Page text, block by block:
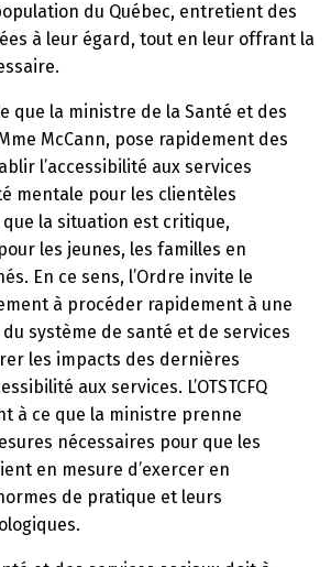
du Québec, entretient des
à leur égard, tout en leur offrant la
que la ministre de la Santé et des
McCann, pose rapidement des
l’accessibilité aux services
mentale pour les clientèles
la situation est critique,
les jeunes, les familles en
En ce sens, l’Ordre invite le
à procéder rapidement à une
système de santé et de services
les impacts des dernières
aux services. L’OTSTCFQ
à ce que la ministre prenne
nécessaires pour que les
en mesure d’exercer en
de pratique et leurs